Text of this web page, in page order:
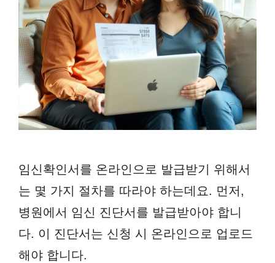
임신확인서를 온라인으로 발급받기 위해서
는 몇 가지 절차를 따라야 하는데요. 먼저,
병원에서 임신 진단서를 발급받아야 합니
다. 이 진단서는 신청 시 온라인으로 업로드
해야 합니다.